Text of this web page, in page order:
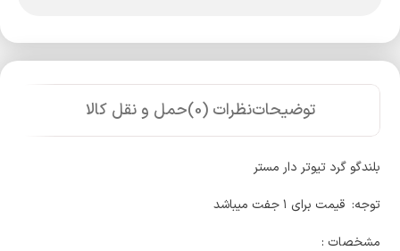
توضیحاتنظرات (0) حمل و نقل کالا
بلندگو گرد تیوتر دار مستر
توجه: قیمت برای ۱ جفت میباشد
مشخصات :